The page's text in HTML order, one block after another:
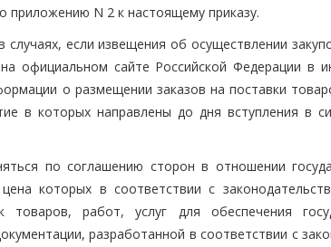
приложению N 2 к настоящему приказу.
если извещения об осуществлении
официальном сайте Российской Федерации в
о размещении заказов на поставки
в которых направлены до дня вступления в
по соглашению сторон в отношении
которых в соответствии с
работ, услуг для обеспечения
разработанной в соответствии с